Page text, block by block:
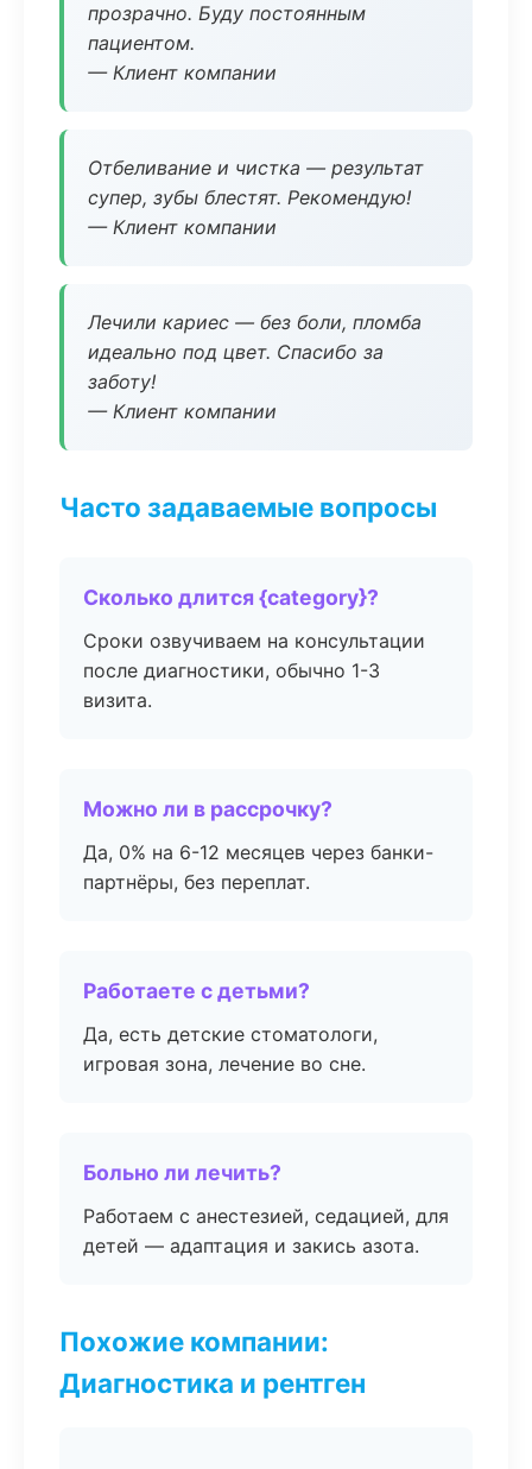
прозрачно. Буду постоянным
пациентом.
— Клиент компании
Отбеливание и чистка — результат
супер, зубы блестят. Рекомендую!
— Клиент компании
Лечили кариес — без боли, пломба
идеально под цвет. Спасибо за
заботу!
— Клиент компании
Часто задаваемые вопросы
Сколько длится {category}?
Сроки озвучиваем на консультации
после диагностики, обычно 1-3
визита.
Можно ли в рассрочку?
Да, 0% на 6-12 месяцев через банки-
партнёры, без переплат.
Работаете с детьми?
Да, есть детские стоматологи,
игровая зона, лечение во сне.
Больно ли лечить?
Работаем с анестезией, седацией, для
детей — адаптация и закись азота.
Похожие компании:
Диагностика и рентген